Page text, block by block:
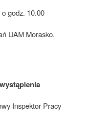
godz. 10.00
UAM Morasko.
Pracy